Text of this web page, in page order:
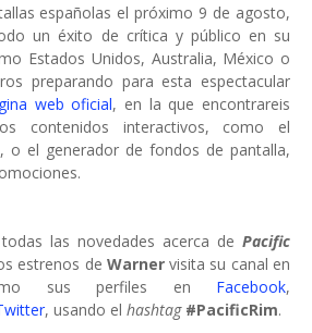
españolas el próximo 9 de agosto,
un éxito de crítica y público en su
Estados Unidos, Australia, México o
preparando para esta espectacular
web oficial, en la que encontrareis
contenidos interactivos, como el
, o el generador de fondos de pantalla,
las novedades acerca de Pacific
estrenos de Warnervisita su canal en
sus perfiles en Facebook,
, usando el hashtag #PacificRim.